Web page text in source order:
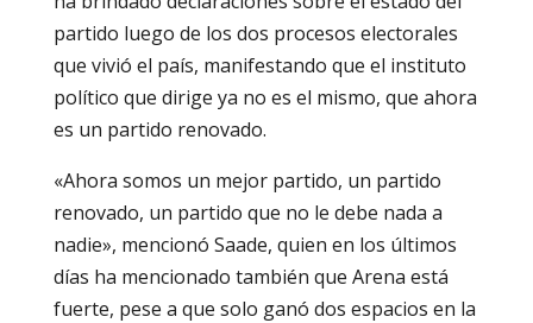
partido luego de los dos procesos electorales
que vivió el país, manifestando que el instituto
político que dirige ya no es el mismo, que ahora
es un partido renovado.
«Ahora somos un mejor partido, un partido
renovado, un partido que no le debe nada a
nadie», mencionó Saade, quien en los últimos
días ha mencionado también que Arena está
fuerte, pese a que solo ganó dos espacios en la